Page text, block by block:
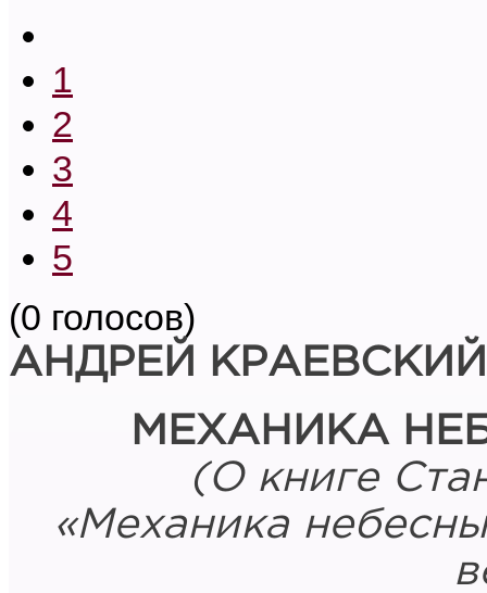
1
2
3
4
5
(0 голосов)
АНДРЕЙ КРАЕВСКИЙ
МЕХАНИКА
(О книге
«Механика